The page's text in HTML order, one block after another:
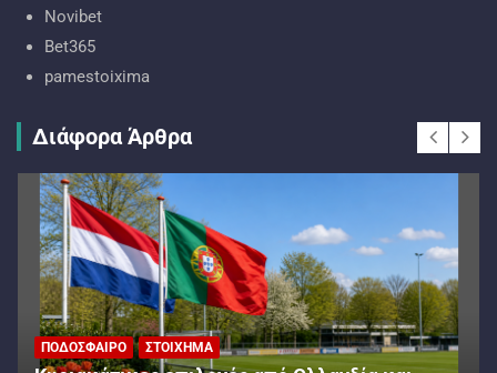
Novibet
Bet365
pamestoixima
Διάφορα Άρθρα
ΠΟΔΌΣΦΑΙΡΟ ΣΤΟΊΧΗΜΑ